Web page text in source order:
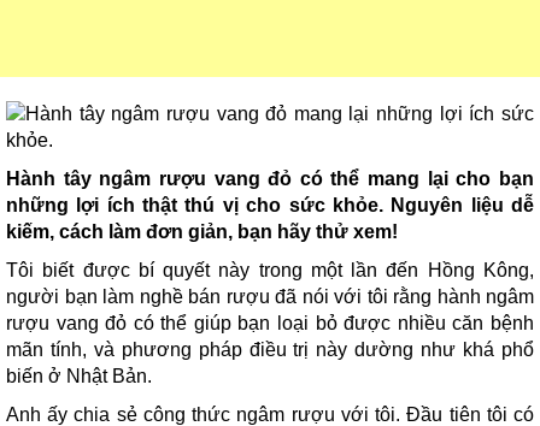
Hành tây ngâm rượu vang đỏ có thể mang lại cho bạn
những lợi ích thật thú vị cho sức khỏe. Nguyên liệu dễ
kiếm, cách làm đơn giản, bạn hãy thử xem!
Tôi biết được bí quyết này trong một lần đến Hồng Kông,
người bạn làm nghề bán rượu đã nói với tôi rằng hành ngâm
rượu vang đỏ có thể giúp bạn loại bỏ được nhiều căn bệnh
mãn tính, và phương pháp điều trị này dường như khá phổ
biến ở Nhật Bản.
Anh ấy chia sẻ công thức ngâm rượu với tôi. Đầu tiên tôi có